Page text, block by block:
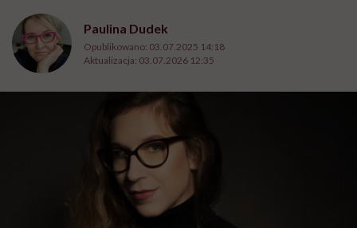
Paulina Dudek
Opublikowano: 03.07.2025 14:18
Aktualizacja: 03.07.2026 12:35